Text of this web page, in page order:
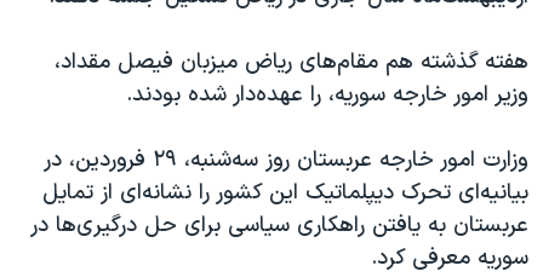
هفته گذشته هم مقام‌های ریاض میزبان فیصل مقداد،
وزیر امور خارجه سوریه، را عهده‌دار شده بودند.
وزارت امور خارجه عربستان روز سه‌شنبه، ۲۹ فروردین‌، در
بیانیه‌ای تحرک دیپلماتیک این کشور را نشانه‌ای از تمایل
عربستان به یافتن راهکاری سیاسی برای حل درگیری‌ها در
سوریه معرفی کرد.